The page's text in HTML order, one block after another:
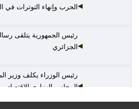
الحرب وإنهاء التوترات في
رئيس الجمهورية يتلقى
الجزائري
رئيس الوزراء يكلف وزير
المجلس الوزاري للاقتصاد